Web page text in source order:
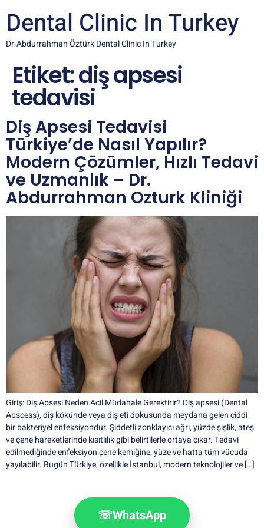
Dental Clinic In Turkey
Dr-Abdurrahman Öztürk Dental Clinic In Turkey
Etiket:diş apsesi
tedavisi
Diş Apsesi Tedavisi
Türkiye’de Nasıl Yapılır?
Modern Çözümler, Hızlı Tedavi
ve Uzmanlık – Dr.
Abdurrahman Ozturk Kliniği
Giriş: Diş Apsesi Neden Acil Müdahale Gerektirir? Diş apsesi (Dental
Abscess), diş kökünde veya diş eti dokusunda meydana gelen ciddi
bir bakteriyel enfeksiyondur. Şiddetli zonklayıcı ağrı, yüzde şişlik, ateş
ve çene hareketlerinde kısıtlılık gibi belirtilerle ortaya çıkar. Tedavi
edilmediğinde enfeksiyon çene kemiğine, yüze ve hatta tüm vücuda
yayılabilir. Bugün Türkiye, özellikle İstanbul, modern teknolojiler ve […]
☏WhatsApp